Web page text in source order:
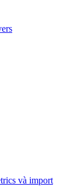
và import